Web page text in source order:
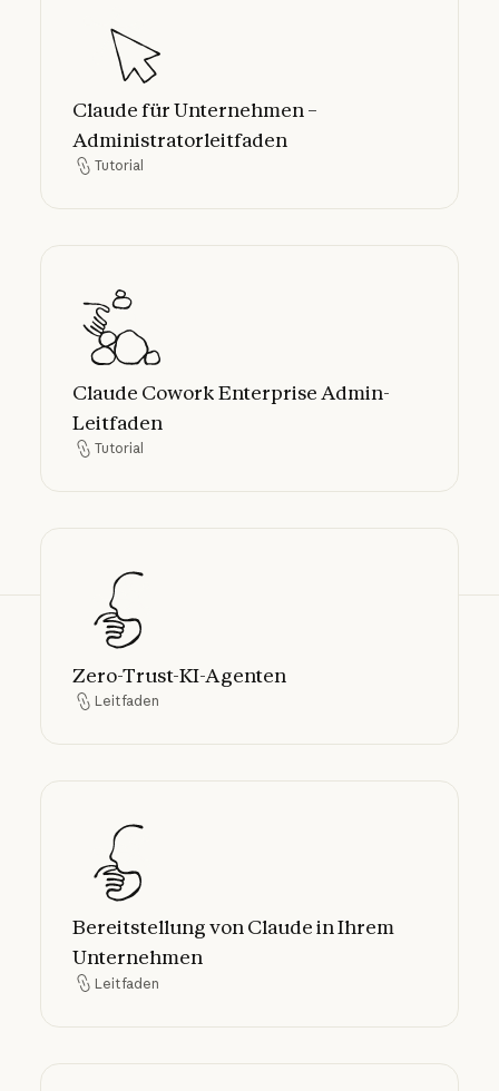
Claude für Unternehmen –
Administratorleitfaden
Tutorial
Tutorial
Claude Cowork Enterprise Admin-
Claude Cowork Enterprise Admin-
Leitfaden
Tutorial
Tutorial
Zero-Trust-KI-Agenten
Zero-Trust-KI-Agenten
Leitfaden
Leitfaden
Bereitstellung von Claude in Ihrem
Bereitstellung von Claude in Ihrem
Unternehmen
Leitfaden
Leitfaden